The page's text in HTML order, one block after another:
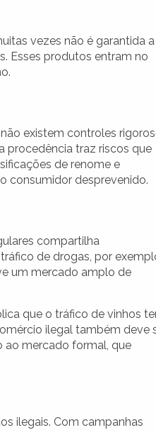
vezes não é garantida a
Esses produtos entram no
existem controles
procedência traz riscos que
de renome e
consumidor desprevenido.
compartilha
de drogas, por
um mercado amplo de
que o tráfico de vinhos
ilegal também deve
ao mercado formal, que
ilegais. Com campanhas